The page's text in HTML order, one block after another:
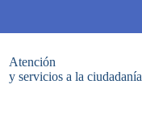
Atención
y servicios a la ciudadanía